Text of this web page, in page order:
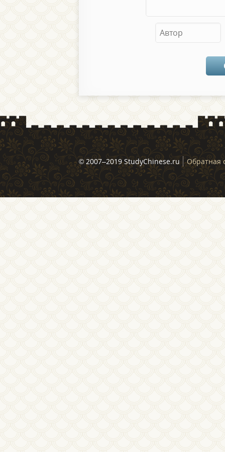
© 2007–2019 StudyChinese.ru Обратная